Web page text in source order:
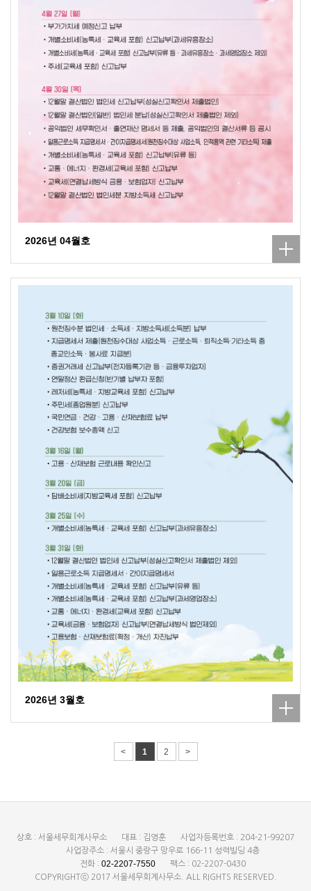
2026년 04월호
2026년 3월호
< 1 2 >
상호 : 서울세무회계사무소 대표 : 김영훈
사업자등록번호 : 204-21-99207
사업장주소 : 서울시 중랑구 망우로 166-11 성력빌딩 4층
전화 : 02-2207-7550
팩스 : 02-2207-0430
COPYRIGHTⓒ 2017 서울세무회계사무소. ALL RIGHTS RESERVED.